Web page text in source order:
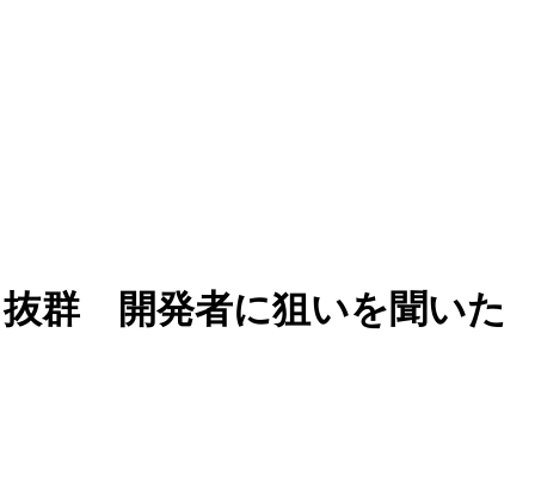
群 開発者に狙いを聞いた